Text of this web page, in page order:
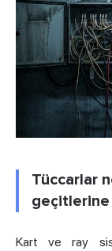
Tüccarlar
Kart ve ray